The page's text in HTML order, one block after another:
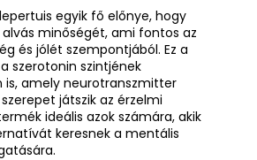
egyik fő előnye, hogy
minőségét, ami fontos az
és jólét szempontjából. Ez a
szerotonin szintjének
is, amely neurotranszmitter
játszik az érzelmi
ideális azok számára, akik
keresnek a mentális